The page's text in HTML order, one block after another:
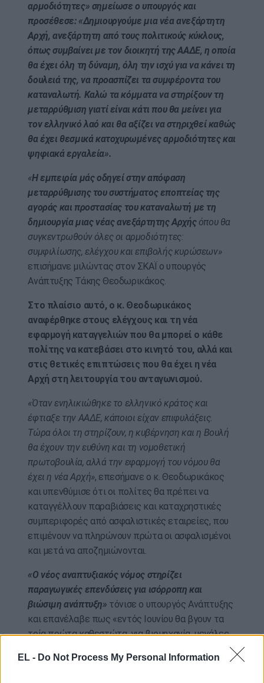
EL - Do Not Process My Personal Information
αρμοδιότητες» σημείωσε ο υπουργός και
προσέθεσε: «Δημιουργούμε μια νέα ανεξάρτητη
Αρχή, ανεξάρτητη από τους πολιτικούς κύκλους,
όπως συμβαίνει με τον διοικητή της ΑΑΔΕ, η οποία
θα έχει όλη τη δύναμη, όλη την ισχύ για να κάνει τη
δουλειά της, να προασπίζει τα συμφέροντα του
καταναλωτή. Καλώ τα κόμματα να στηρίξουν τη
μεταρρύθμιση γιατί είναι κάτι που θα μείνει για
τον ελληνικό λαό και θα αξίζει να στηριχθεί καθώς
θα έχει θεσμικά κατοχυρωμένες αρμοδιότητες και
ψηφιακά εργαλεία».
«Η εμπειρία μάς οδηγεί στην απόφαση
μεταρρύθμισης του συστήματος εποπτείας της
αγοράς και προστασίας του καταναλωτή με τη
δημιουργία μιας νέας ανεξάρτητης Αρχής όπου θα
συγκεντρωθούν όλες οι αρμοδιότητες:
συμφιλίωσης, ελέγχου και επιβολής κυρώσεων»
επισήμανε μιλώντας στον ΣΚΑΪ ο υπουργός
Ανάπτυξης Τάκης Θεοδωρικάκος.
Στο πλαίσιο αυτό, ο κ. Θεοδωρικάκος
αναφέρθηκε στους ελέγχους και τη νέα
εφαρμογή καταγγελιών που θα μπορεί ο κάθε
πολίτης να κατεβάσει στο κινητό του, αλλά και
στις θετικές επιπτώσεις που θα έχει η νέα
Αρχή στη λειτουργία του ανταγωνισμού.
«Όταν ενηλικιώθηκε το ελληνικό κράτος και
έφτιαξε την ΑΑΔΕ, κάποιοι είχαν επιφυλάξεις.
Τώρα όλοι τη στηρίζουν, η κυβέρνηση και η Βουλή
θα έχουν την ευθύνη και τη νομοθετική
πρωτοβουλία, αλλά την εφαρμογή του νόμου θα
έχει η νέα Αρχή», επεσήμανε ο κ. Θεοδωρικάκος
και υπενθύμισε ότι οι πολίτες θα πρέπει να
καταγγέλλουν παραβιάσεις και καταχρηστικές
συμπεριφορές από ασφαλιστικές εταιρείες, που
επιμένουν να πληρώνουν πρώτα οι ασφαλισμένοι
και μετά να αποζημιώνονται.
«Ο νέος αναπτυξιακός νόμος στηρίζει
παραγωγικές επενδύσεις για ισόρροπη και
βιώσιμη ανάπτυξη» τόνισε ο υπουργός Ανάπτυξης
και επανέλαβε πως «εντός Ιουνίου θα βγουν τα
τρία πρώτα καθεστώτα, για βιομηχανία, μεγάλες
επιχειρηματικότητα στις παραμεθόριες περιοχές